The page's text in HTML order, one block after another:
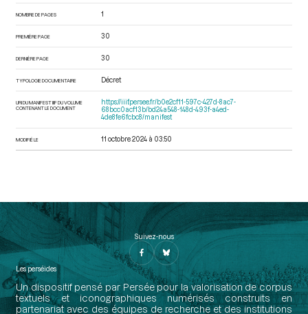
NOMBRE DE PAGES 1
PREMIÈRE PAGE 30
DERNIÈRE PAGE 30
TYPOLOGIE DOCUMENTAIRE Décret
URI DU MANIFEST IIIF DU VOLUME
CONTENANT LE DOCUMENT
https://iiif.persee.fr/b0e2cf11-597c-427d-8ac7-
68bcc0acf13b/bd24a548-148d-493f-a4ed-
4de8fe6fcbc8/manifest
MODIFIÉ LE 11 octobre 2024 à 03:50
Suivez-nous
Les perséides
Un dispositif pensé par Persée pour la valorisation de corpus
textuels et iconographiques numérisés construits en
partenariat avec des équipes de recherche et des institutions